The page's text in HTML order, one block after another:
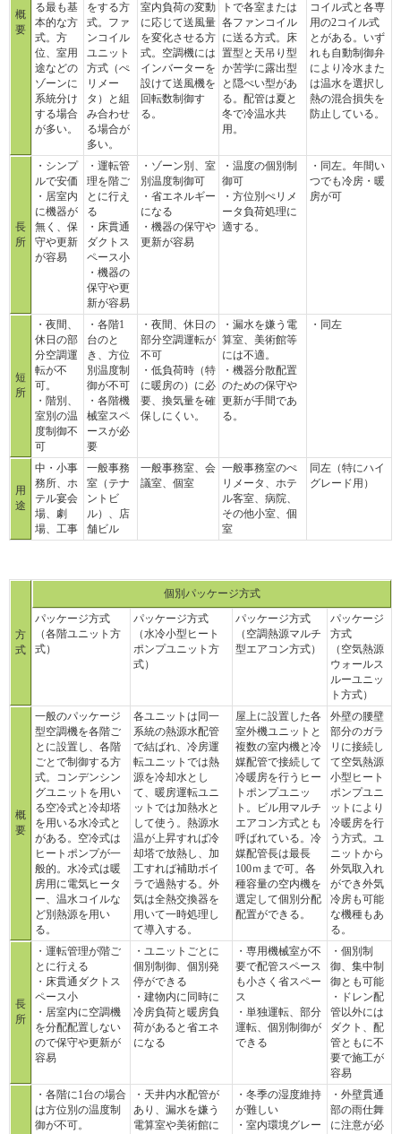
概
要
る最も基
本的な方
式。方
位、室用
途などの
ゾーンに
系統分け
する場合
が多い。
をする方
式。ファ
ンコイル
ユニット
方式（ぺ
リメー
タ）と組
み合わせ
る場合が
多い。
室内負荷の変動
に応じて送風量
を変化させる方
式。空調機には
インバーターを
設けて送風機を
回転数制御す
る。
トで各室または
各ファンコイル
に送る方式。床
置型と天吊り型
か苦学に露出型
と隠ぺい型があ
る。配管は夏と
冬で冷温水共
用。
コイル式と各専
用の2コイル式
とがある。いず
れも自動制御弁
により冷水また
は温水を選択し
熱の混合損失を
防止している。
長
所
・シンプ
ルで安価
・居室内
に機器が
無く、保
守や更新
が容易
・運転管
理を階ご
とに行え
る
・床貫通
ダクトス
ペース小
・機器の
保守や更
新が容易
・ゾーン別、室
別温度制御可
・省エネルギー
になる
・機器の保守や
更新が容易
・温度の個別制
御可
・方位別ぺリメ
ータ負荷処理に
適する。
・同左。年間い
つでも冷房・暖
房が可
短
所
・夜間、
休日の部
分空調運
転が不
可。
・階別、
室別の温
度制御不
可
・各階1
台のと
き、方位
別温度制
御が不可
・各階機
械室スペ
ースが必
要
・夜間、休日の
部分空調運転が
不可
・低負荷時（特
に暖房の）に必
要、換気量を確
保しにくい。
・漏水を嫌う電
算室、美術館等
には不適。
・機器分散配置
のための保守や
更新が手間であ
る。
・同左
用
途
中・小事
務所、ホ
テル宴会
場、劇
場、工事
一般事務
室（テナ
ントビ
ル）、店
舗ビル
一般事務室、会
議室、個室
一般事務室のぺ
リメータ、ホテ
ル客室、病院、
その他小室、個
室
同左（特にハイ
グレード用）
方
式
個別パッケージ方式
パッケージ方式
（各階ユニット方
式）
パッケージ方式
（水冷小型ヒート
ポンプユニット方
式）
パッケージ方式
（空調熱源マルチ
型エアコン方式）
パッケージ
方式
（空気熱源
ウォールス
ルーユニッ
ト方式）
概
要
一般のパッケージ
型空調機を各階ご
とに設置し、各階
ごとで制御する方
式。コンデンシン
グユニットを用い
る空冷式と冷却塔
を用いる水冷式と
がある。空冷式は
ヒートポンプが一
般的。水冷式は暖
房用に電気ヒータ
ー、温水コイルな
ど別熱源を用い
る。
各ユニットは同一
系統の熱源水配管
で結ばれ、冷房運
転ユニットでは熱
源を冷却水とし
て、暖房運転ユニ
ットでは加熱水と
して使う。熱源水
温が上昇すれば冷
却塔で放熱し、加
工すれば補助ボイ
ラで過熱する。外
気は全熱交換器を
用いて一時処理し
て導入する。
屋上に設置した各
室外機ユニットと
複数の室内機と冷
媒配管で接続して
冷暖房を行うヒー
トポンプユニッ
ト。ビル用マルチ
エアコン方式とも
呼ばれている。冷
媒配管長は最長
100ｍまで可。各
種容量の空内機を
選定して個別分配
配置ができる。
外壁の腰壁
部分のガラ
リに接続し
て空気熱源
小型ヒート
ポンプユニ
ットにより
冷暖房を行
う方式。ユ
ニットから
外気取入れ
ができ外気
冷房も可能
な機種もあ
る。
長
所
・運転管理が階ご
とに行える
・床貫通ダクトス
ペース小
・居室内に空調機
を分配配置しない
ので保守や更新が
容易
・ユニットごとに
個別制御、個別発
停ができる
・建物内に同時に
冷房負荷と暖房負
荷があると省エネ
になる
・専用機械室が不
要で配管スペース
も小さく省スペー
ス
・単独運転、部分
運転、個別制御が
できる
・個別制
御、集中制
御とも可能
・ドレン配
管以外には
ダクト、配
管ともに不
要で施工が
容易
・各階に1台の場合
は方位別の温度制
御が不可。
・天井内水配管が
あり、漏水を嫌う
電算室や美術館に
・冬季の湿度維持
が難しい
・室内環境グレー
・外壁貫通
部の雨仕舞
に注意が必